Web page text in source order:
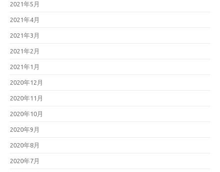
2021年5月
2021年4月
2021年3月
2021年2月
2021年1月
2020年12月
2020年11月
2020年10月
2020年9月
2020年8月
2020年7月